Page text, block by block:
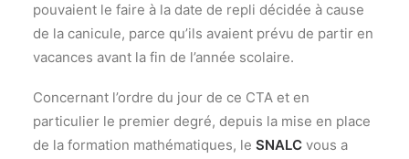
pouvaient le faire à la date de repli décidée à cause
de la canicule, parce qu’ils avaient prévu de partir en
vacances avant la fin de l’année scolaire.
Concernant l’ordre du jour de ce CTA et en
particulier le premier degré, depuis la mise en place
de la formation mathématiques, le SNALC vous a